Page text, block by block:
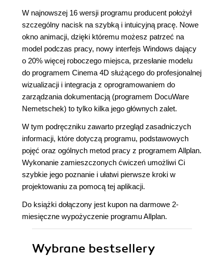
W najnowszej 16 wersji programu producent położył
szczególny nacisk na szybką i intuicyjną pracę. Nowe
okno animacji, dzięki któremu możesz patrzeć na
model podczas pracy, nowy interfejs Windows dający
o 20% więcej roboczego miejsca, przesłanie modelu
do programem Cinema 4D służącego do profesjonalnej
wizualizacji i integracja z oprogramowaniem do
zarządzania dokumentacją (programem DocuWare
Nemetschek) to tylko kilka jego głównych zalet.
W tym podręczniku zawarto przegląd zasadniczych
informacji, które dotyczą programu, podstawowych
pojęć oraz ogólnych metod pracy z programem Allplan.
Wykonanie zamieszczonych ćwiczeń umożliwi Ci
szybkie jego poznanie i ułatwi pierwsze kroki w
projektowaniu za pomocą tej aplikacji.
Do książki dołączony jest kupon na darmowe 2-
miesięczne wypożyczenie programu Allplan.
Wybrane bestsellery